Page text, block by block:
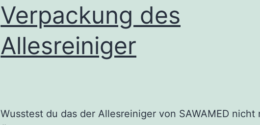
Verpackung des
Allesreiniger
Wusstest du das der Allesreiniger von SAWAMED nicht